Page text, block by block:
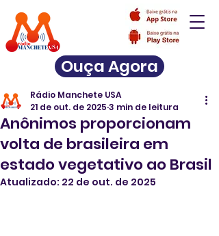
Ouça Agora
Anônimos proporcionam
volta de brasileira em
estado vegetativo ao Brasil
Rádio Manchete USA
21 de out. de 2025 3 min de leitura
Atualizado: 22 de out. de 2025